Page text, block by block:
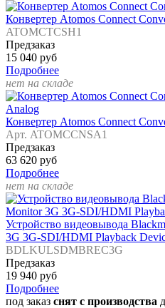
Конвертер Atomos Connect
ATOMCTCSH1
Предзаказ
15 040 руб
Подробнее
нет на складе
Конвертер Atomos Connect
Арт. ATOMCCNSA1
Предзаказ
63 620 руб
Подробнее
нет на складе
Устройство видеовывода
3G 3G-SDI/HDMI Playback
BDLKULSDMBREC3G
Предзаказ
19 940 руб
Подробнее
под заказ снят с производства